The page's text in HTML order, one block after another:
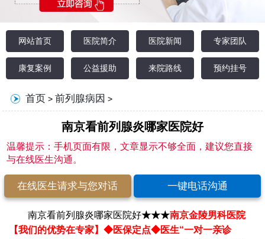
网站首页 医院简介 医院新闻 专家团队
康复案例 公益援助 来院路线 预约挂号
首页 >前列腺病因 >
南京看前列腺炎哪家医院好
温馨提示：手机页面有限，文章显示不够全面，建议您直接
与在线医生沟通。
在线医生请求与您对话 一键电话沟通
南京看前列腺炎哪家医院好★★★南京金陵男科医院
【我们的优势在专家】◆医保定点◆医生“一对一亲诊